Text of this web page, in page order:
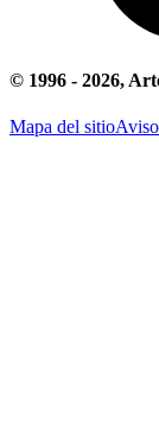
© 1996 - 2026,
Mapa del sitio